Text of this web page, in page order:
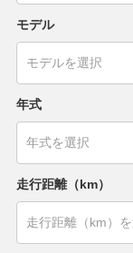
モデル
年式
走行距離（km）